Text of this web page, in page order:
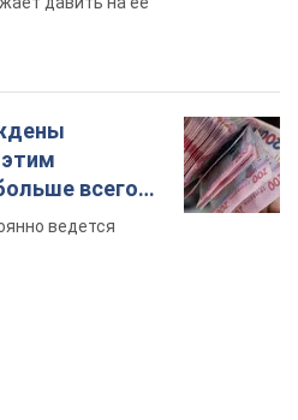
всего
ведется